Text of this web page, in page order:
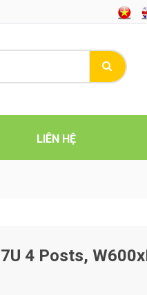
LIÊN HỆ
4 Posts,